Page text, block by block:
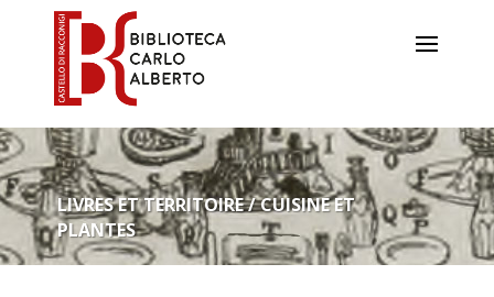
LIVRES ET TERRITOIRE / CUISINE ET
PLANTES